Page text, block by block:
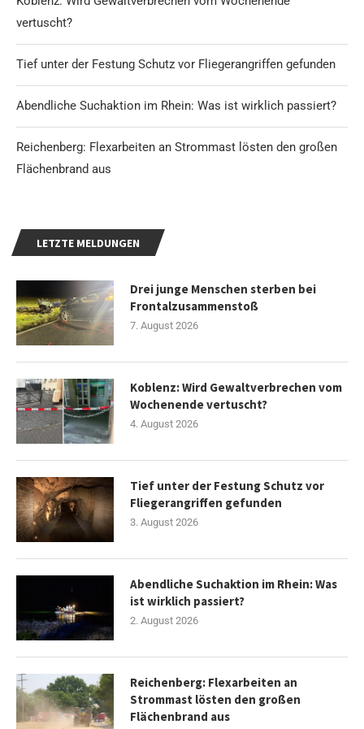
vertuscht?
Tief unter der Festung Schutz vor Fliegerangriffen gefunden
Abendliche Suchaktion im Rhein: Was ist wirklich passiert?
Reichenberg: Flexarbeiten an Strommast lösten den großen
Flächenbrand aus
LETZTE MELDUNGEN
Drei junge Menschen sterben bei
Frontalzusammenstoß
7. August 2026
Koblenz: Wird Gewaltverbrechen vom
Wochenende vertuscht?
4. August 2026
Tief unter der Festung Schutz vor
Fliegerangriffen gefunden
3. August 2026
Abendliche Suchaktion im Rhein: Was
ist wirklich passiert?
2. August 2026
Reichenberg: Flexarbeiten an
Strommast lösten den großen
Flächenbrand aus